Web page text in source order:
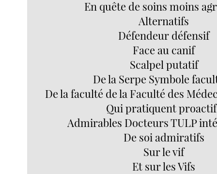
En quête de soins moins
Alternatifs
Défendeur défensif
Face au canif
Scalpel putatif
De la Serpe Symbole
De la faculté de la Faculté des
Qui pratiquent
Admirables Docteurs TULP
De soi admiratifs
Sur le vif
Et sur les Vifs